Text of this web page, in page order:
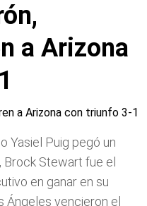
a Arizona
Yasiel Puig pegó un
Stewart fue el
en ganar en su
Ángeles vencieron el